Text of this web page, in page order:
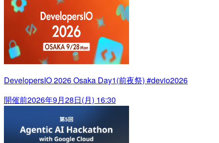
DevelopersIO 2026 Osaka Day1(前夜祭) #devio2026
開催前2026年9月28日(月) 16:30